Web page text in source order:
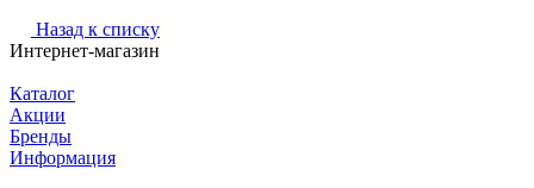
Назад к списку
Интернет-магазин
Каталог
Акции
Бренды
Информация